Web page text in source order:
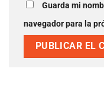
Guarda mi
navegador para la